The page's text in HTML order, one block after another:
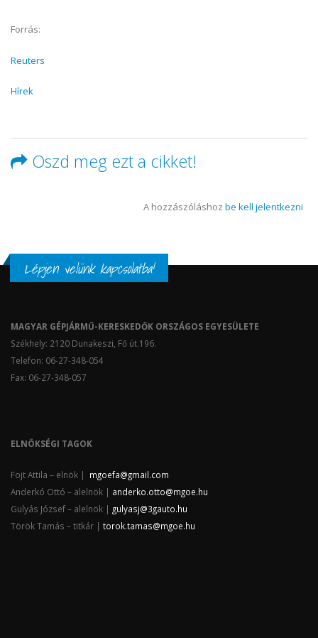
Forrás:
Reuters
Hírek
Oszd meg ezt a cikket!
A hozzászóláshoz be kell jelentkezni
Lépjen velünk kapcsolatba!
MAGYAR GÉPJÁRMŰ-KERESKEDŐK ORSZÁGOS EGYESÜLETE
Székhely: 2120 Dunakeszi, Fő út.196.
Telefon: 06-27-348-054
Fax: 06-27-348-057
ELNÖKSÉGI TAGOK
Fojt Attila – elnök | mgoefa@gmail.com
Anderkó Ottó – alelnök | anderko.otto@mgoe.hu
Gulyás József – alelnök | gulyasj@3gauto.hu
Török Tamás – titkár | torok.tamas@mgoe.hu